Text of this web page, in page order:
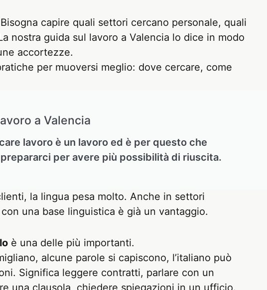
capire quali settori cercano personale, quali
nostra guida sul lavoro a Valencia lo dice in modo
accortezze.
per muoversi meglio: dove cercare, come
a Valencia
lavoro è un lavoro ed è per questo che
per avere più possibilità di riuscita.
la lingua pesa molto. Anche in settori
una base linguistica è già un vantaggio.
è una delle più importanti.
alcune parole si capiscono, l’italiano può
Significa leggere contratti, parlare con un
una clausola, chiedere spiegazioni in un ufficio.